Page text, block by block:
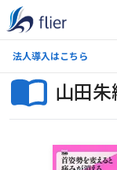
法人導入はこちら
山田朱